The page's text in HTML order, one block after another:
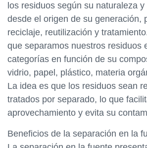
los residuos según su naturaleza y
desde el origen de su generación,
reciclaje, reutilización y
que separamos nuestros residuos
categorías en función de su
vidrio, papel, plástico, materia
La idea es que los residuos sean
tratados por separado, lo que
aprovechamiento y evita su
Beneficios de la separación en la